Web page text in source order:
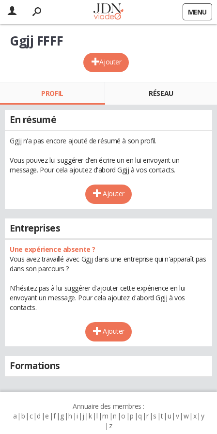
MENU
Ajouter
Ggjj FFFF
PROFIL RÉSEAU
En résumé
Ggjj n'a pas encore ajouté de résumé à son profil.
Vous pouvez lui suggérer d'en écrire un en lui envoyant un
message. Pour cela ajoutez d'abord Ggjj à vos contacts.
Ajouter
Entreprises
Une expérience absente ?
Vous avez travaillé avec Ggjj dans une entreprise qui n'apparaît pas
dans son parcours ?
N'hésitez pas à lui suggérer d'ajouter cette expérience en lui
envoyant un message. Pour cela ajoutez d'abord Ggjj à vos
contacts.
Ajouter
Formations
Annuaire des membres :
a b c d e f g h i j k l m n o p q r s t u v w x y
z